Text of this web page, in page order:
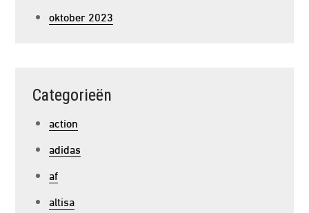
oktober 2023
Categorieën
action
adidas
af
altisa